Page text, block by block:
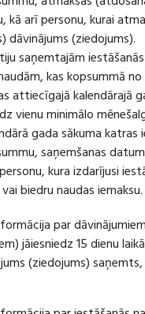
kā arī personu, kurai
dāvinājums (ziedojums).
saņemtajām
kas kopsummā no
attiecīgajā kalendārajā
vienu minimālo
gada sākuma katras
saņemšanas
kura izdarījusi
biedru naudas iemaksu.
par
jāiesniedz 15 dienu
(ziedojums)